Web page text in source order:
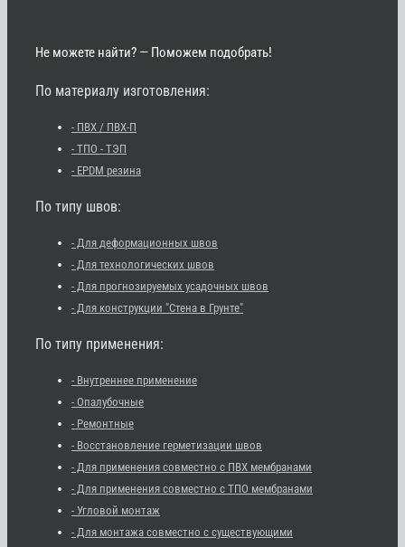
Не можете найти? — Поможем подобрать!
По материалу изготовления:
- ПВХ / ПВХ-П
- ТПО - ТЭП
- EPDM резина
По типу швов:
- Для деформационных швов
- Для технологических швов
- Для прогнозируемых усадочных швов
- Для конструкции "Стена в Грунте"
По типу применения:
- Внутреннее применение
- Опалубочные
- Ремонтные
- Восстановление герметизации швов
- Для применения совместно с ПВХ мембранами
- Для применения совместно с ТПО мембранами
- Угловой монтаж
- Для монтажа совместно с существующими